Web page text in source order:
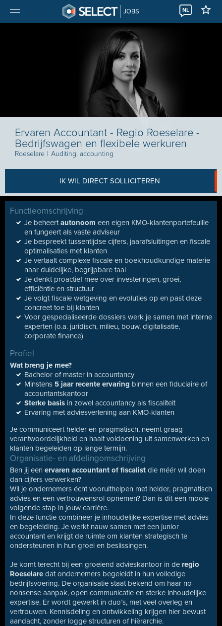
JOBS NL
Ervaren Accountant - Regio Roeselare -
Bedrijfswagen en flexibele werkuren
Roeselare I Auditing, accounting
IK WIL DIRECT SOLLICITEREN
Functieomschrijving
Je beheertautonoom een eigen KMO-klantenportefeuille
en fungeert als vaste adviseur
Je bespreekt tussentijdse cijfers, jaarafsluitingen en fiscale
optimalisaties met klanten
Je vertaalt complexe fiscale en boekhoudkundige materie
naar duidelijke, begrijpbare taal
Je denkt proactief mee over investeringen, groei,
efficiëntie en structuur
Je volgt fiscale wetgeving en evoluties op en past deze
concreet toe bij klanten
Voor gespecialiseerde dossiers werk je samen met interne
experten (o.a. juridisch, milieu, bouw, digitalisatie,
corporate finance)
Profiel
Wat breng je mee?
Bachelor of master in accountancy
Minstens 5 jaar recente ervaring binnen een fiduciaire of
accountantskantoor
Sterke basis in zowel accountancy als fiscaliteit
Ervaring met adviesverlening aan KMO-klanten
Je communiceert helder en pragmatisch, neemt graag
verantwoordelijkheid en haalt voldoening uit samenwerken en
klanten begeleiden op lange termijn.
Organisatie- en afdelingomschrijving
Ben jij een ervaren accountant of fiscalist die méér wil doen
dan cijfers verwerken?
Wil je ondernemers écht vooruithelpen met helder, pragmatisch
advies en een vertrouwensrol opnemen? Dan is dit een mooie
volgende stap in jouw carrière.
In deze functie combineer je inhoudelijke expertise met advies
en begeleiding. Je werkt nauw samen met een junior
accountant en krijgt de ruimte om klanten strategisch te
ondersteunen in hun groei en beslissingen.
Je komt terecht bij een groeiend advieskantoor in de regio
Roeselare dat ondernemers begeleidt in hun volledige
bedrijfsvoering. De organisatie staat bekend om haar no-
nonsense aanpak, open communicatie en sterke inhoudelijke
expertise. Er wordt gewerkt in duo’s, met veel overleg en
vertrouwen. Kennisdeling en ontwikkeling krijgen hier bewust
aandacht, zonder logge structuren of hiërarchie.